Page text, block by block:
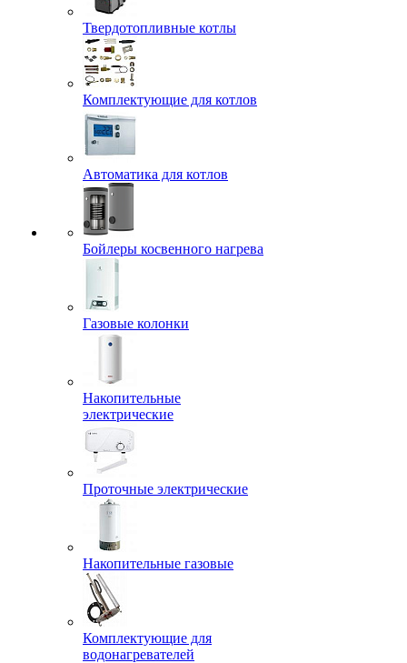
Твердотопливные котлы
Комплектующие для котлов
Автоматика для котлов
Бойлеры косвенного нагрева
Газовые колонки
Накопительные
электрические
Проточные электрические
Накопительные газовые
Комплектующие для
водонагревателей